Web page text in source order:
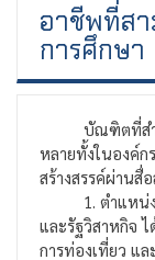
อาชีพที่สา
การศึกษา
บัณฑิตที่สำเร็
หลายทั้งในองค์ก
สร้างสรรค์ผ่านสื่
1. ตำแหน่งที่เ
และรัฐวิสาหกิจ
การท่องเที่ยว แ